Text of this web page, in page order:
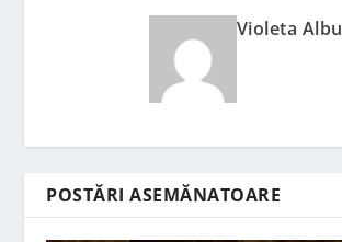
Violeta Albu
POSTĂRI ASEMĂNATOARE